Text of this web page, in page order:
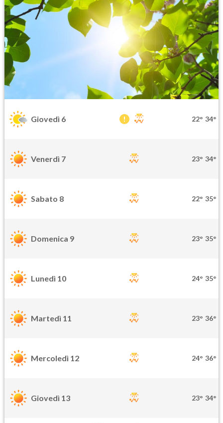
Giovedì 6 22° 34°
Venerdì 7 23° 34°
Sabato 8 22° 35°
Domenica 9 23° 35°
Lunedì 10 24° 35°
Martedì 11 23° 36°
Mercoledì 12 24° 36°
Giovedì 13 23° 34°